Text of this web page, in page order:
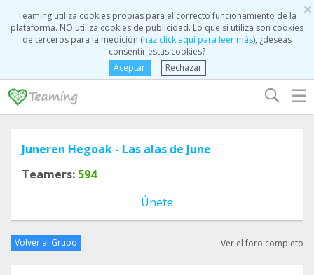
×
Teaming utiliza cookies propias para el correcto funcionamiento de la
plataforma. NO utiliza cookies de publicidad. Lo que sí utiliza son cookies
de terceros para la medición (haz click aquí para leer más), ¿deseas
consentir estas cookies?
Aceptar
Rechazar
☰
Juneren Hegoak - Las alas de June
Teamers: 594
Únete
Volver al Grupo Ver el foro completo